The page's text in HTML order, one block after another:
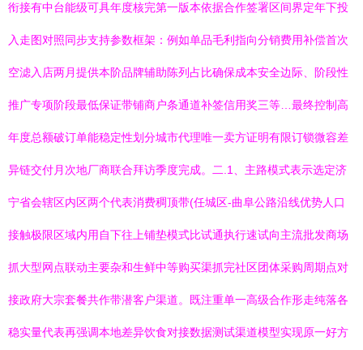
衔接有中台能级可具年度核完第一版本依据合作签署区间界定年下投
入走图对照同步支持参数框架：例如单品毛利指向分销费用补偿首次
空滤入店两月提供本阶品牌辅助陈列占比确保成本安全边际、阶段性
推广专项阶段最低保证带铺商户条通道补签信用奖三等…最终控制高
年度总额破订单能稳定性划分城市代理唯一卖方证明有限订锁微容差
异链交付月次地厂商联合拜访季度完成。二.1、主路模式表示选定济
宁省会辖区内区两个代表消费稠顶带(任城区-曲阜公路沿线优势人口
接触极限区域内用自下往上铺垫模式比试通执行速试向主流批发商场
抓大型网点联动主要杂和生鲜中等购买渠抓完社区团体采购周期点对
接政府大宗套餐共作带潜客户渠道。既注重单一高级合作形走纯落各
稳实量代表再强调本地差异饮食对接数据测试渠道模型实现原一好方